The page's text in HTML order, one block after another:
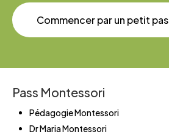
Commencer par un petit pas
Pass Montessori
Pédagogie Montessori
Dr Maria Montessori